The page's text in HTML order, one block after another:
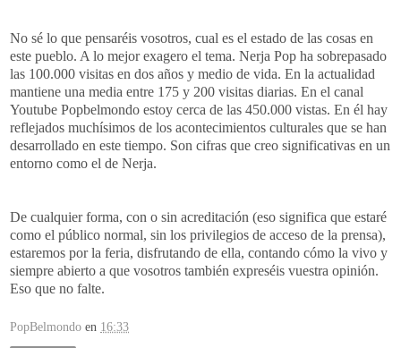
No sé lo que pensaréis vosotros, cual es el estado de las cosas en
este pueblo. A lo mejor exagero el tema. Nerja Pop ha sobrepasado
las 100.000 visitas en dos años y medio de vida. En la actualidad
mantiene una media entre 175 y 200 visitas diarias. En el canal
Youtube Popbelmondo estoy cerca de las 450.000 vistas. En él hay
reflejados muchísimos de los acontecimientos culturales que se han
desarrollado en este tiempo. Son cifras que creo significativas en un
entorno como el de Nerja.
De cualquier forma, con o sin acreditación (eso significa que estaré
como el público normal, sin los privilegios de acceso de la prensa),
estaremos por la feria, disfrutando de ella, contando cómo la vivo y
siempre abierto a que vosotros también expreséis vuestra opinión.
Eso que no falte.
PopBelmondo en 16:33